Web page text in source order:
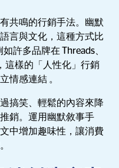
共鳴的行銷手法。幽默
言與文化，這種方式比
許多品牌在 Threads、
這樣的「人性化」行銷
情感連結 。
搞笑、輕鬆的內容來降
銷。運用幽默敘事手
中增加趣味性，讓消費